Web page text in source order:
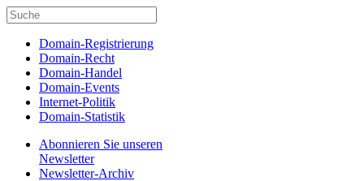
Domain-Registrierung
Domain-Recht
Domain-Handel
Domain-Events
Internet-Politik
Domain-Statistik
Abonnieren Sie unseren
Newsletter
Newsletter-Archiv